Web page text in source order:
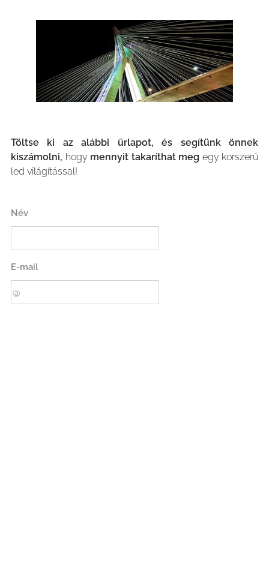
Töltse ki az alábbi űrlapot, és segítünk önnek
kiszámolni, hogy mennyit takaríthat meg egy korszerű
led világítással!
Név
E-mail